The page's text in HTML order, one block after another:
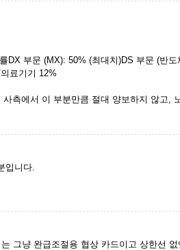
DX 부문 (MX): 50% (최대치)DS 부문 (반
료기기 12%
측에서 이 부분만큼 절대 양보하지 않고,
입니다.
그냥 완급조절용 협상 카드이고 상한선